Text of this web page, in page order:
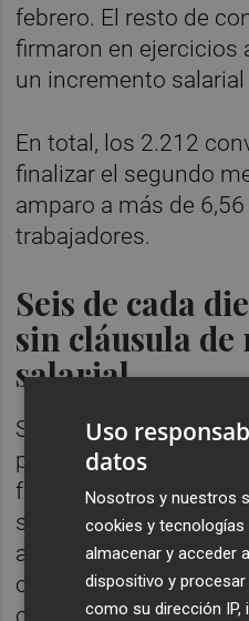
febrero. El resto de
firmaron en ejercicios
un incremento salarial
En total, los 2.212
finalizar el segundo
amparo a más de
trabajadores.
Seis de cada
sin cláusula
salarial
Según la estadística
parte de los
febrero no cuentan
salarial para evitar
adquisitivo. En
convenios
Uso
datos
Nosotros y nuestros
cookies y tecnologías
almacenar y acceder
dispositivo y
como su dirección